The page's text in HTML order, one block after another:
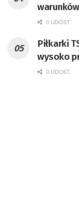
0 UDOST.
Piłkarki
wysoko
o 0 UDOST.